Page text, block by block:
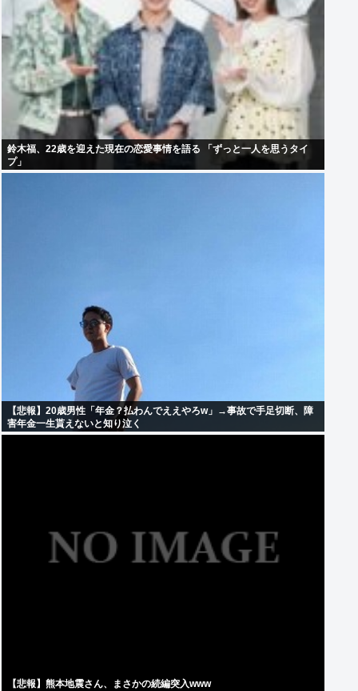
鈴木福、22歳を迎えた現在の恋愛事情を語る 「ずっと一人を思うタイ
プ」
【悲報】20歳男性「年金？払わんでええやろw」→事故で手足切断、障
害年金一生貰えないと知り泣く
【悲報】熊本地震さん、まさかの続編突入www